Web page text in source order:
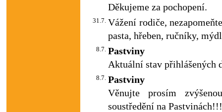
Děkujeme za pochopení.
31.7. Vážení rodiče,
pasta, hřeben, ručníky,
8.7. Pastviny
Aktuální stav přihlášených
8.7. Pastviny
Věnujte prosím
soustředění na